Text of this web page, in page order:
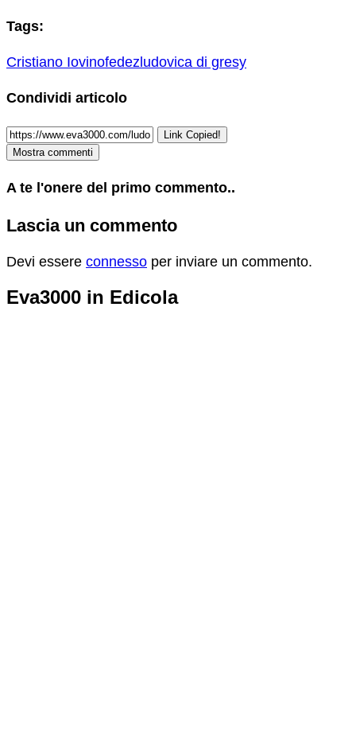
Tags:
Cristiano Iovinofedezludovica di gresy
Condividi articolo
Link Copied!
Mostra commenti
A te l'onere del primo commento..
Lascia un commento
Devi essere connesso per inviare un commento.
Eva3000 in Edicola